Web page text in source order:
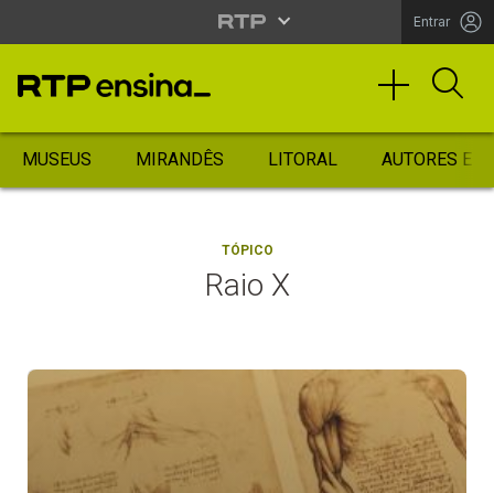
Entrar
MUSEUS MIRANDÊS LITORAL AUTORES
TÓPICO
Raio X